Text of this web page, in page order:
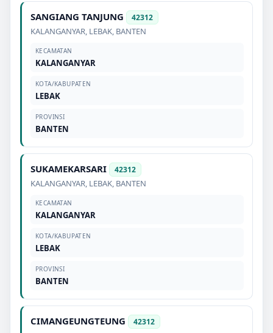
SANGIANG TANJUNG 42312
KALANGANYAR, LEBAK, BANTEN
KECAMATAN
KALANGANYAR
KOTA/KABUPATEN
LEBAK
PROVINSI
BANTEN
SUKAMEKARSARI 42312
KALANGANYAR, LEBAK, BANTEN
KECAMATAN
KALANGANYAR
KOTA/KABUPATEN
LEBAK
PROVINSI
BANTEN
CIMANGEUNGTEUNG 42312